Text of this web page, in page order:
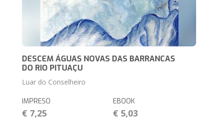
DESCEM ÁGUAS NOVAS DAS BARRANCAS
DO RIO PITUAÇU
Luar do Conselheiro
IMPRESO
€ 7,25
EBOOK
€ 5,03